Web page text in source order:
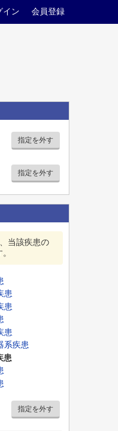
イン 会員登録
指定を外す
指定を外す
当該疾患の
患
患
患
系疾患
患
指定を外す